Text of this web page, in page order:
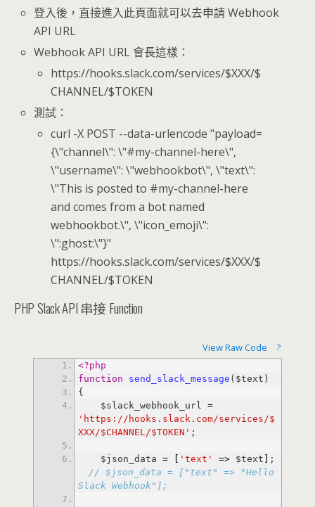
登入後，直接進入此頁面就可以去申請 Webhook
API URL
Webhook API URL 會長這樣：
https://hooks.slack.com/services/$XXX/$
CHANNEL/$TOKEN
測試：
curl -X POST --data-urlencode "payload=
{\"channel\": \"#my-channel-here\",
\"username\": \"webhookbot\", \"text\":
\"This is posted to #my-channel-here
and comes from a bot named
webhookbot.\", \"icon_emoji\":
\":ghost:\"}"
https://hooks.slack.com/services/$XXX/$
CHANNEL/$TOKEN
PHP Slack API 串接 Function
View Raw Code ?
<?php
function
send_slack_message
    $slack_webhook_url
=
'https://hooks.slack.com/services/$
XXX/$CHANNEL/$TOKEN'
    $json_data
= 'text' => $text
// $json_data = ["text" => "Hello
Slack Webhook"];